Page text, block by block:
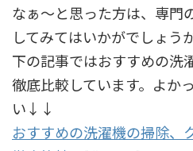
なぁ〜と思った方は、専門
してみてはいかがでしょう
下の記事ではおすすめの洗
徹底比較しています。よか
い↓↓
おすすめの洗濯機の掃除、